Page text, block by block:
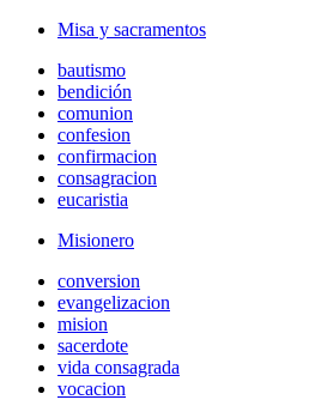
Misa y sacramentos
bautismo
bendición
comunion
confesion
confirmacion
consagracion
eucaristia
Misionero
conversion
evangelizacion
mision
sacerdote
vida consagrada
vocacion